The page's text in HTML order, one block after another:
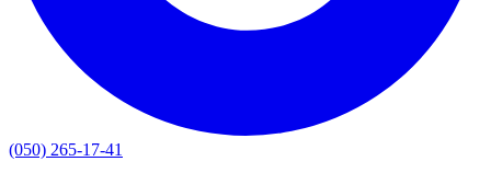
(050) 265-17-41